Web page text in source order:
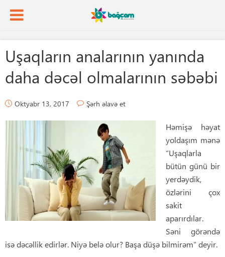
Uşaqların analarının yanında
daha dəcəl olmalarının səbəbi
Oktyabr 13, 2017 Şərh əlavə et
Həmişə həyat
yoldaşım mənə
“Uşaqlarla
bütün günü bir
yerdəydik,
özlərini çox
sakit
aparırdılar.
Səni görəndə
isə dəcəllik edirlər. Niyə belə olur? Başa düşə bilmirəm” deyir.